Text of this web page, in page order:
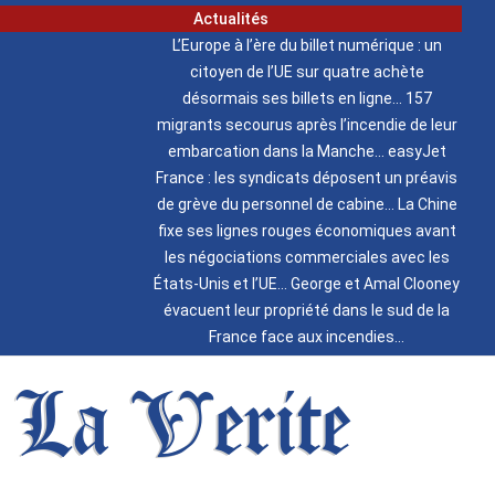
Actualités
L’Europe à l’ère du billet numérique : un
citoyen de l’UE sur quatre achète
désormais ses billets en ligne
157
migrants secourus après l’incendie de leur
embarcation dans la Manche
easyJet
France : les syndicats déposent un préavis
de grève du personnel de cabine
La Chine
fixe ses lignes rouges économiques avant
les négociations commerciales avec les
États-Unis et l’UE
George et Amal Clooney
évacuent leur propriété dans le sud de la
France face aux incendies
La Verite